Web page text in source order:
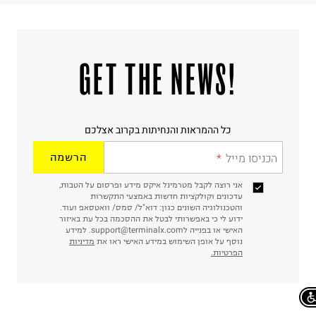
!GET THE NEWS
כל ההמראות והנחיתות בקרוב אצלכם
הכניסו מייל הרשמה
אני רוצה לקבל מטרמינל איקס מידע ופרסום על הטבות,
עדכונים וקולקציות חדשות באמצעי התקשרות
והטכנולוגיה השונים כגון: דוא"ל/ סמס/ וואטסאפ ועוד.
ידוע לי כי באפשרותי לבטל את ההסכמה בכל עת באיזור
האישי או בפנייה לsupport@terminalx.com. למידע
נוסף על אופן השימוש במידע האישי ראו את מדיניות
הפרטיות.